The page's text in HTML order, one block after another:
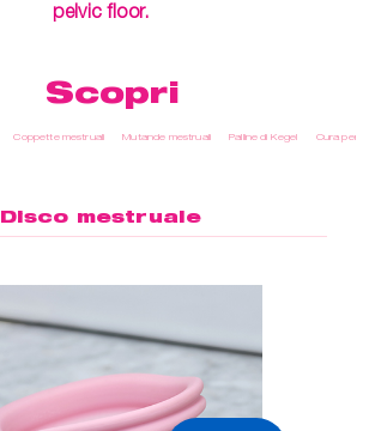
pelvic floor.
Scopri
Coppette mestruali Mutande mestruali Palline di Kegel Cura
Disco mestruale